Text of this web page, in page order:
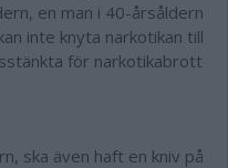
en man i 40-årsåldern
inte knyta narkotikan till
för narkotikabrott
ska även haft en kniv på